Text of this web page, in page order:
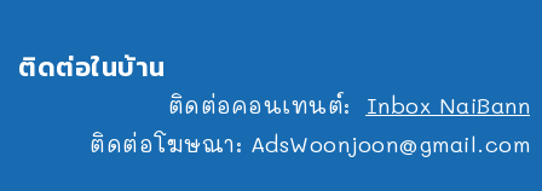
ติดต่อในบ้าน
ติดต่อคอนเทนต์: Inbox NaiBann
ติดต่อโฆษณา: AdsWoonjoon@gmail.com